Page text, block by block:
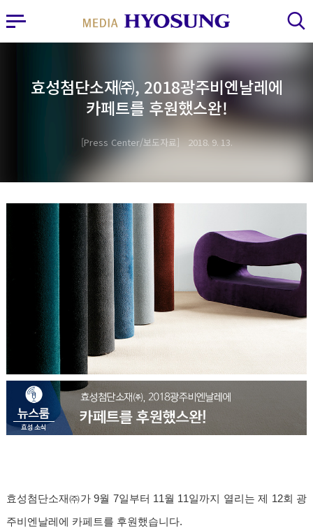
MY FRIEND HYOSUNG
사이드바 열기 검색 레이어 열기
효성첨단소재㈜, 2018광주비엔날레에
카페트를 후원했스완!
Press Center/보도자료 2018. 9. 13.
효성첨단소재㈜가 9월 7일부터 11월 11일까지 열리는 제 12회 광
주비엔날레에 카페트를 후원했습니다.